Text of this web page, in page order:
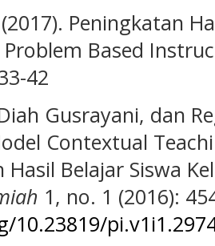
Peningkatan
Based
42
Gusrayani, dan
Contextual
Belajar Siswa
1, no. 1 (2016):
10.23819/